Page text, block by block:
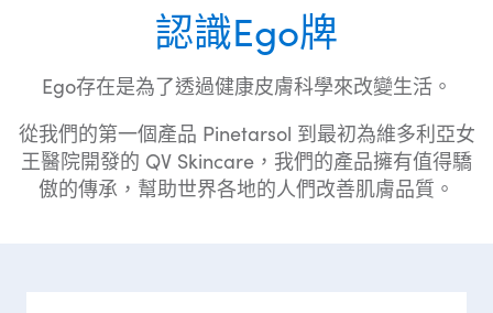
認識Ego牌
Ego存在是為了透過健康皮膚科學來改變生活。
從我們的第一個產品 Pinetarsol 到最初為維多利亞女
王醫院開發的 QV Skincare，我們的產品擁有值得驕
傲的傳承，幫助世界各地的人們改善肌膚品質。